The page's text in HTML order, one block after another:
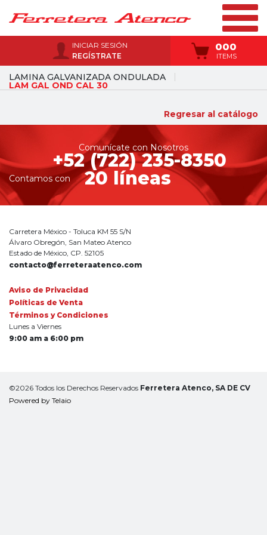
INICIAR SESIÓN
REGÍSTRATE
000
ITEMS
LAMINA GALVANIZADA ONDULADA
LAM GAL OND CAL 30
Regresar al catálogo
Comunícate con Nosotros
+52 (722) 235-8350
Contamos con 20 líneas
Carretera México - Toluca KM 55 S/N
Álvaro Obregón, San Mateo Atenco
Estado de México, CP. 52105
contacto@ferreteraatenco.com
Aviso de Privacidad
Políticas de Venta
Términos y Condiciones
Lunes a Viernes
9:00 am a 6:00 pm
©2026 Todos los Derechos Reservados Ferretera Atenco, SA DE CV
Powered by Telaio